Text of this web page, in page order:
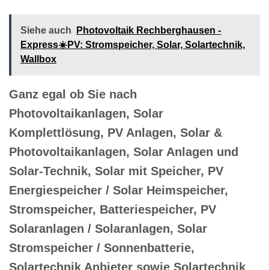
Siehe auch
Photovoltaik Rechberghausen -
Express☀️PV️: Stromspeicher, Solar, Solartechnik,
Wallbox
Ganz egal ob Sie nach
Photovoltaikanlagen, Solar
Komplettlösung, PV Anlagen, Solar &
Photovoltaikanlagen, Solar Anlagen und
Solar-Technik, Solar mit Speicher, PV
Energiespeicher / Solar Heimspeicher,
Stromspeicher, Batteriespeicher, PV
Solaranlagen / Solaranlagen, Solar
Stromspeicher / Sonnenbatterie,
Solartechnik Anbieter sowie Solartechnik